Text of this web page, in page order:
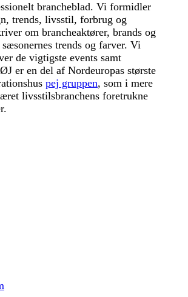
brancheblad. Vi formidler
trends, livsstil, forbrug og
om brancheaktører, brands og
trends og farver. Vi
de vigtigste events samt
er en del af Nordeuropas største
pej gruppen, som i mere
livsstilsbranchens foretrukne